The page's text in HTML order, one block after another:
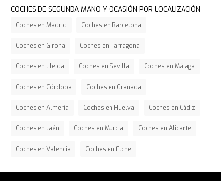
COCHES DE SEGUNDA MANO Y OCASIÓN POR LOCALIZACIÓN
Coches en Madrid Coches en Barcelona
Coches en Girona Coches en Tarragona
Coches en Lleida Coches en Sevilla Coches en Málaga
Coches en Córdoba Coches en Granada
Coches en Almería Coches en Huelva Coches en Cádiz
Coches en Jaén Coches en Murcia Coches en Alicante
Coches en Valencia Coches en Elche